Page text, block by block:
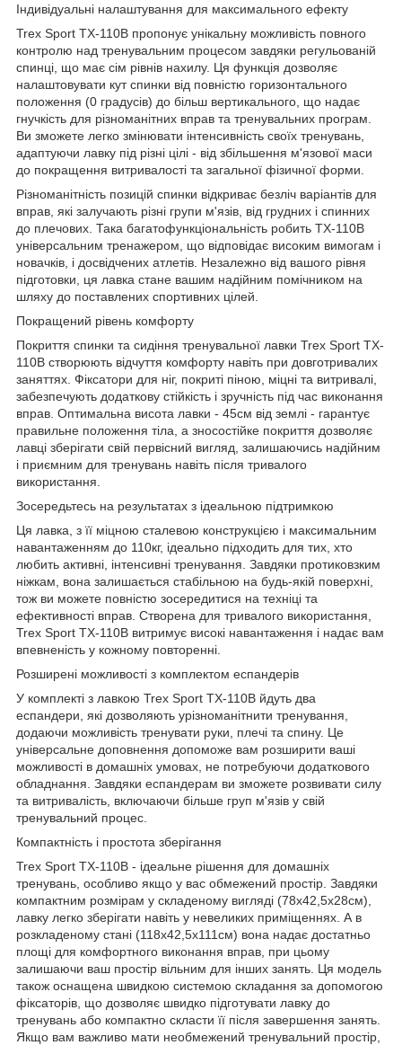
Індивідуальні налаштування для максимального ефекту
Trex Sport TX-110B пропонує унікальну можливість повного
контролю над тренувальним процесом завдяки регульованій
спинці, що має сім рівнів нахилу. Ця функція дозволяє
налаштовувати кут спинки від повністю горизонтального
положення (0 градусів) до більш вертикального, що надає
гнучкість для різноманітних вправ та тренувальних програм.
Ви зможете легко змінювати інтенсивність своїх тренувань,
адаптуючи лавку під різні цілі - від збільшення м'язової маси
до покращення витривалості та загальної фізичної форми.
Різноманітність позицій спинки відкриває безліч варіантів для
вправ, які залучають різні групи м'язів, від грудних і спинних
до плечових. Така багатофункціональність робить TX-110B
універсальним тренажером, що відповідає високим вимогам і
новачків, і досвідчених атлетів. Незалежно від вашого рівня
підготовки, ця лавка стане вашим надійним помічником на
шляху до поставлених спортивних цілей.
Покращений рівень комфорту
Покриття спинки та сидіння тренувальної лавки Trex Sport TX-
110B створюють відчуття комфорту навіть при довготривалих
заняттях. Фіксатори для ніг, покриті піною, міцні та витривалі,
забезпечують додаткову стійкість і зручність під час виконання
вправ. Оптимальна висота лавки - 45см від землі - гарантує
правильне положення тіла, а зносостійке покриття дозволяє
лавці зберігати свій первісний вигляд, залишаючись надійним
і приємним для тренувань навіть після тривалого
використання.
Зосередьтесь на результатах з ідеальною підтримкою
Ця лавка, з її міцною сталевою конструкцією і максимальним
навантаженням до 110кг, ідеально підходить для тих, хто
любить активні, інтенсивні тренування. Завдяки протиковзким
ніжкам, вона залишається стабільною на будь-якій поверхні,
тож ви можете повністю зосередитися на техніці та
ефективності вправ. Створена для тривалого використання,
Trex Sport TX-110B витримує високі навантаження і надає вам
впевненість у кожному повторенні.
Розширені можливості з комплектом еспандерів
У комплекті з лавкою Trex Sport TX-110B йдуть два
еспандери, які дозволяють урізноманітнити тренування,
додаючи можливість тренувати руки, плечі та спину. Це
універсальне доповнення допоможе вам розширити ваші
можливості в домашніх умовах, не потребуючи додаткового
обладнання. Завдяки еспандерам ви зможете розвивати силу
та витривалість, включаючи більше груп м'язів у свій
тренувальний процес.
Компактність і простота зберігання
Trex Sport TX-110B - ідеальне рішення для домашніх
тренувань, особливо якщо у вас обмежений простір. Завдяки
компактним розмірам у складеному вигляді (78х42,5х28см),
лавку легко зберігати навіть у невеликих приміщеннях. А в
розкладеному стані (118х42,5х111см) вона надає достатньо
площі для комфортного виконання вправ, при цьому
залишаючи ваш простір вільним для інших занять. Ця модель
також оснащена швидкою системою складання за допомогою
фіксаторів, що дозволяє швидко підготувати лавку до
тренувань або компактно скласти її після завершення занять.
Якщо вам важливо мати необмежений тренувальний простір,